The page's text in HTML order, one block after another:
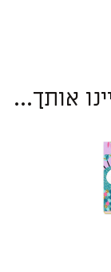
אותך...